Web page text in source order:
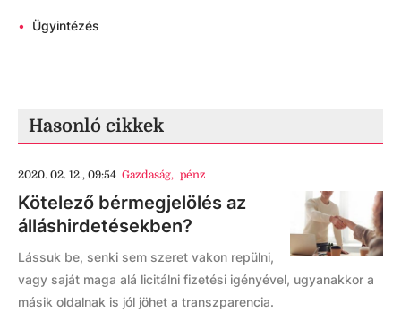
• Ügyintézés
Hasonló cikkek
2020. 02. 12., 09:54 Gazdaság, pénz
Kötelező bérmegjelölés az
álláshirdetésekben?
Lássuk be, senki sem szeret vakon repülni,
vagy saját maga alá licitálni fizetési igényével, ugyanakkor a
másik oldalnak is jól jöhet a transzparencia.